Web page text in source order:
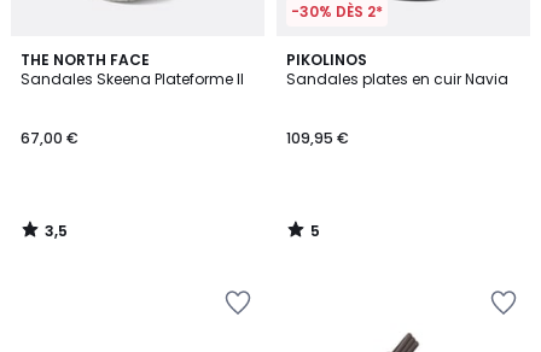
THE NORTH FACE
Sandales Skeena Plateforme II
67,00 €
3,5
/ 5
3,5
/
-30% DÈS 2*
PIKOLINOS
Sandales plates en cuir Navia
109,95 €
5
/
5
/